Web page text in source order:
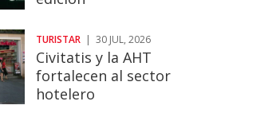
TURISTAR | 30 JUL, 2026
Civitatis y la AHT
fortalecen al sector
hotelero